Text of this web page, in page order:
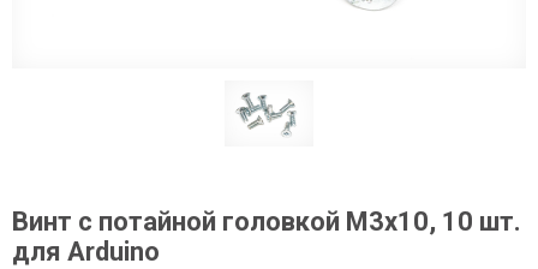
Винт с потайной головкой М3х10, 10 шт.
для Arduino